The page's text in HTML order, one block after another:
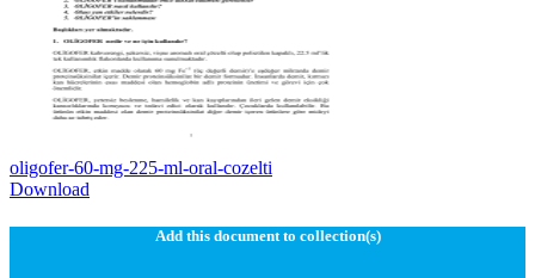
oligofer-60-mg-225-ml-oral-cozelti
Download
Add this document to collection(s)